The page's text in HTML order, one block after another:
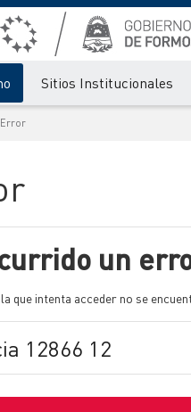
Sitios Institucionales
Error
un
la que intenta acceder no se